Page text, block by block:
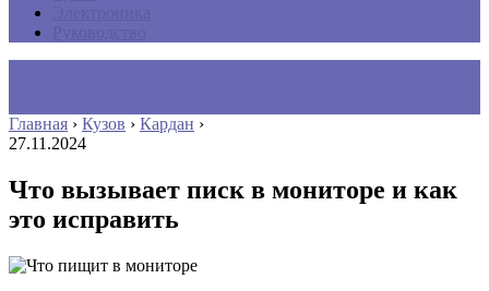
Главная › Кузов › Кардан ›
27.11.2024
Что вызывает писк в мониторе и как
это исправить